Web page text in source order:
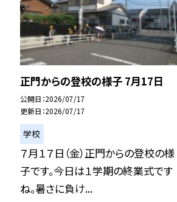
正門からの登校の様子 7月17日
公開日 2026/07/17
更新日 2026/07/17
学校
７月１７日（金）正門からの登校の様
子です。今日は１学期の終業式です
ね。暑さに負け...